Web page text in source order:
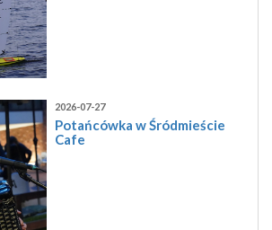
2026-07-27
Potańcówka w Śródmieście
Cafe